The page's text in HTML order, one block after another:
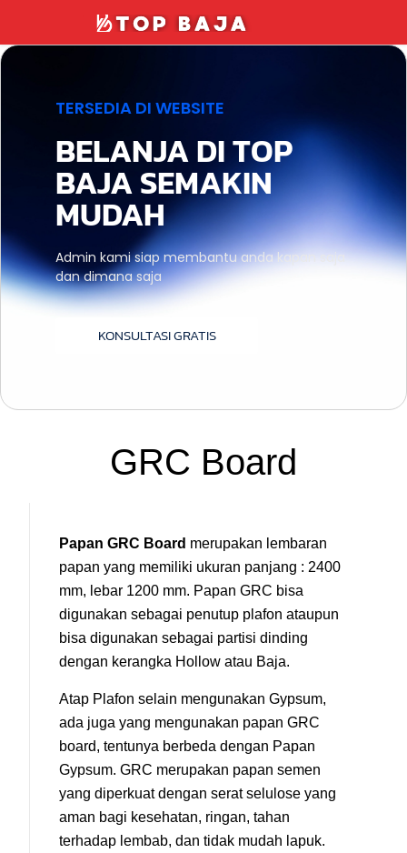
TERSEDIA DI WEBSITE
BELANJA DI TOP
BAJA SEMAKIN
MUDAH
Admin kami siap membantu anda kapan saja
dan dimana saja
KONSULTASI GRATIS
GRC Board
Papan GRC Board merupakan lembaran
papan yang memiliki ukuran panjang : 2400
mm, lebar 1200 mm. Papan GRC bisa
digunakan sebagai penutup plafon ataupun
bisa digunakan sebagai partisi dinding
dengan kerangka Hollow atau Baja.
Atap Plafon selain mengunakan Gypsum,
ada juga yang mengunakan papan GRC
board, tentunya berbeda dengan Papan
Gypsum. GRC merupakan papan semen
yang diperkuat dengan serat selulose yang
aman bagi kesehatan, ringan, tahan
terhadap lembab, dan tidak mudah lapuk.